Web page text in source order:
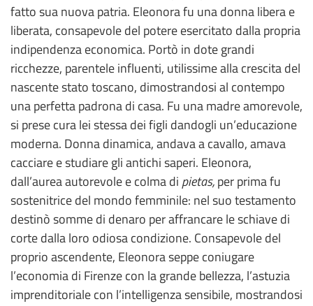
fatto sua nuova patria. Eleonora fu una donna libera e
liberata, consapevole del potere esercitato dalla propria
indipendenza economica. Portò in dote grandi
ricchezze, parentele influenti, utilissime alla crescita del
nascente stato toscano, dimostrandosi al contempo
una perfetta padrona di casa. Fu una madre amorevole,
si prese cura lei stessa dei figli dandogli un’educazione
moderna. Donna dinamica, andava a cavallo, amava
cacciare e studiare gli antichi saperi. Eleonora,
dall’aurea autorevole e colma di pietas,per prima fu
sostenitrice del mondo femminile: nel suo testamento
destinò somme di denaro per affrancare le schiave di
corte dalla loro odiosa condizione. Consapevole del
proprio ascendente, Eleonora seppe coniugare
l’economia di Firenze con la grande bellezza, l’astuzia
imprenditoriale con l’intelligenza sensibile, mostrandosi